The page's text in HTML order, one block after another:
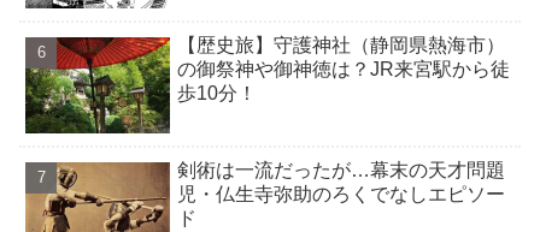
【歴史旅】守護神社（静岡県熱海市）
の御祭神や御神徳は？JR来宮駅から徒
歩10分！
剣術は一流だったが…幕末の天才問題
児・仏生寺弥助のろくでなしエピソー
ド